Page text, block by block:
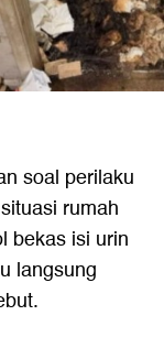
soal perilaku
rumah
bekas isi urin
langsung